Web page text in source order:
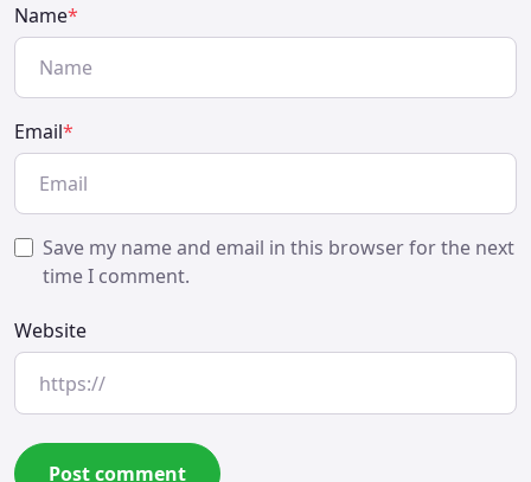
Name*
Email*
Save my name and email in this browser for the next
time I comment.
Website